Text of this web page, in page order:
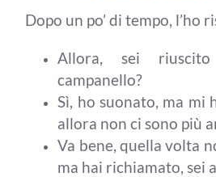
Dopo un po’ di tempo, l’ho
Allora, sei
campanello?
Sì, ho suonato, ma mi
allora non ci sono più
Va bene, quella volta
ma hai richiamato, sei